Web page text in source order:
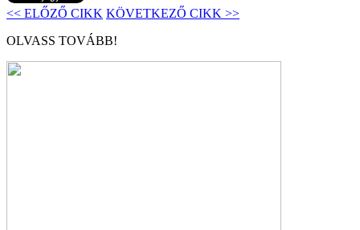
<< ELŐZŐ CIKK KÖVETKEZŐ CIKK >>
OLVASS TOVÁBB!